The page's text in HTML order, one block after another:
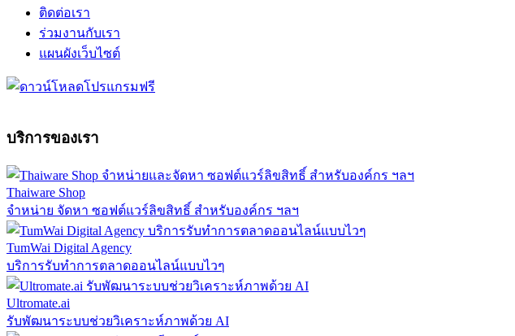
ติดต่อเรา
ร่วมงานกับเรา
แผนผังเว็บไซต์
บริการของเรา
Thaiware Shop
จำหน่าย จัดหา ซอฟต์แวร์ลิขสิทธิ์ สำหรับองค์กร ฯลฯ
TumWai Digital Agency
บริการรับทำการตลาดออนไลน์แบบไวๆ
Ultromate.ai
รับพัฒนาระบบช่วยวิเคราะห์ภาพด้วย AI